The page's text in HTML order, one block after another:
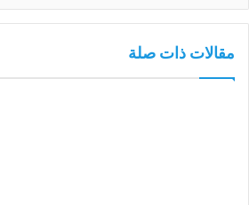
مقالات ذات صلة